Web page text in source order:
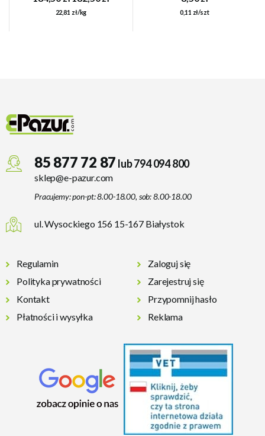
22,81 zł/kg 0,11 zł/szt
85 877 72 87 lub 794 094 800
sklep@e-pazur.com
Pracujemy: pon-pt: 8.00-18.00, sob: 8.00-18.00
ul. Wysockiego 156 15-167 Białystok
Regulamin
Polityka prywatności
Kontakt
Płatności i wysyłka
Zaloguj się
Zarejestruj się
Przypomnij hasło
Reklama